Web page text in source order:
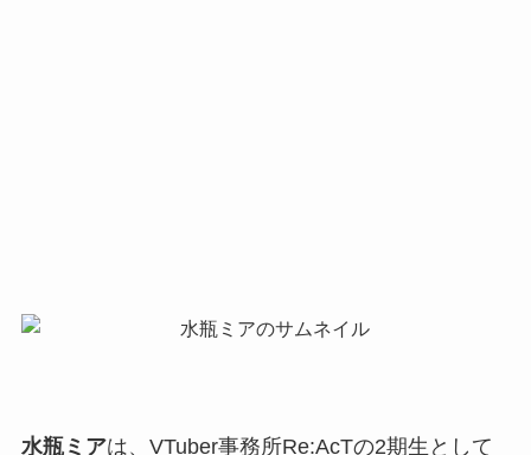
水瓶ミアは、VTuber事務所Re:AcTの2期生として